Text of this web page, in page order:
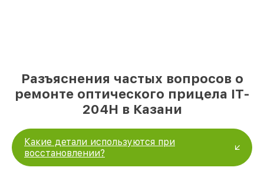
Разъяснения частых вопросов о
ремонте оптического прицела IT-
204H в Казани
Какие детали используются при
восстановлении?